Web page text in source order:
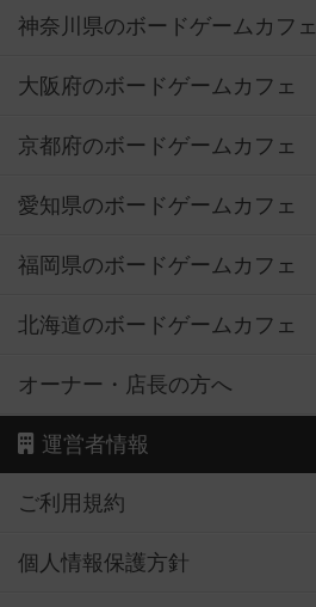
神奈川県のボードゲームカフェ
大阪府のボードゲームカフェ
京都府のボードゲームカフェ
愛知県のボードゲームカフェ
福岡県のボードゲームカフェ
北海道のボードゲームカフェ
オーナー・店長の方へ
運営者情報
ご利用規約
個人情報保護方針